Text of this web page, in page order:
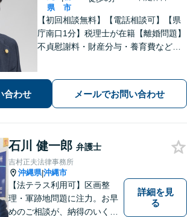
県
市
【初回相談無料】【電話相談可】【県
庁南口1分】税理士が在籍【離婚問題】
不貞慰謝料・財産分与・養育費など。
額）・明け渡し請求・立退料増額など
に対応。交渉から訴訟までお任せくだ
合わせ メールでお問い合わせ
石川 健一郎 弁護士
吉村正夫法律事務所
沖縄県|沖縄市
【法テラス利用可】区画整
理・軍跡地問題に注力。お早
めのご相談が、納得のいく解
詳細を見
る